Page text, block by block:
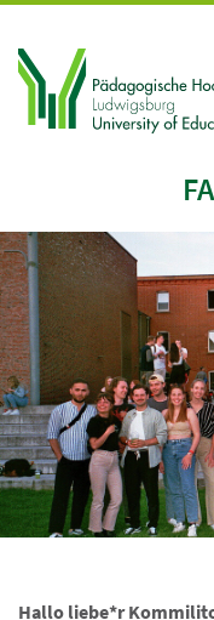
Hallo liebe*r